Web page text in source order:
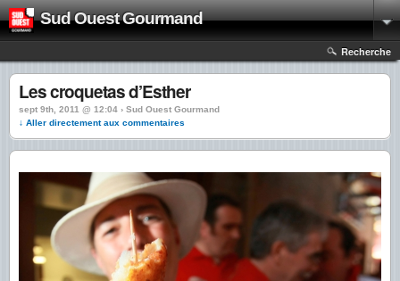
Sud Ouest Gourmand
Recherche
Les croquetas d’Esther
sept 9th, 2011 @ 12:04 › Sud Ouest Gourmand
↓ Aller directement aux commentaires